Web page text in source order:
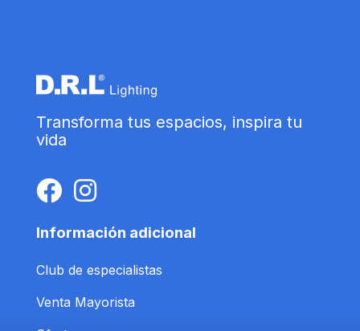
Transforma tus espacios, inspira tu
vida
Información adicional
Club de especialistas
Venta Mayorista